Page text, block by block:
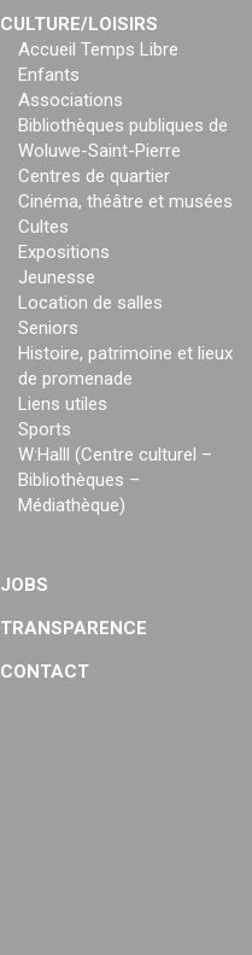
CULTURE/LOISIRS
Accueil Temps Libre
Enfants
Associations
Bibliothèques publiques de
Woluwe-Saint-Pierre
Centres de quartier
Cinéma, théâtre et musées
Cultes
Expositions
Jeunesse
Location de salles
Seniors
Histoire, patrimoine et lieux
de promenade
Liens utiles
Sports
W:Halll (Centre culturel –
Bibliothèques –
Médiathèque)
JOBS
TRANSPARENCE
CONTACT